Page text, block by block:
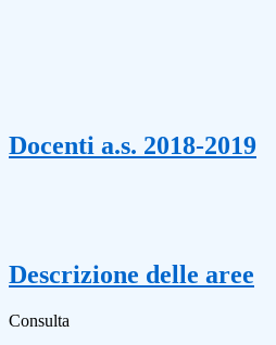
Docenti a.s. 2018-2019
Descrizione delle aree
Consulta